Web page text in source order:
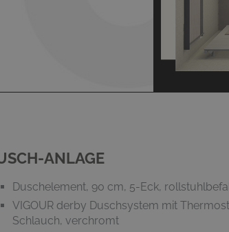
ANLAGE
Duschelement, 90 cm, 5-Eck,
VIGOUR derby Duschsystem mit
Schlauch, verchromt